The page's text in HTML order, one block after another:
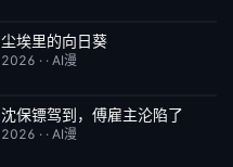
完结
尘埃里的向日葵
2026 · · AI漫
完结
沈保镖驾到，傅雇主沦陷了
2026 · · AI漫